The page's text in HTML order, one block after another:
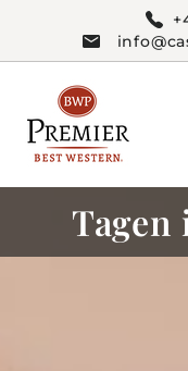
Tagen